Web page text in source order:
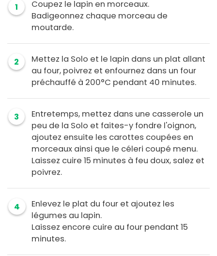
1
Coupez le lapin en morceaux.
Badigeonnez chaque morceau de
moutarde.
2
Mettez la Solo et le lapin dans un plat allant
au four, poivrez et enfournez dans un four
préchauffé à 200°C pendant 40 minutes.
3
Entretemps, mettez dans une casserole un
peu de la Solo et faites-y fondre l'oignon,
ajoutez ensuite les carottes coupées en
morceaux ainsi que le céleri coupé menu.
Laissez cuire 15 minutes à feu doux, salez et
poivrez.
4
Enlevez le plat du four et ajoutez les
légumes au lapin.
Laissez encore cuire au four pendant 15
minutes.